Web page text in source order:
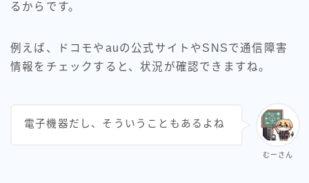
るからです。
例えば、ドコモやauの公式サイトやSNSで通信障害
情報をチェックすると、状況が確認できますね。
むーさん
電子機器だし、そういうこともあるよね